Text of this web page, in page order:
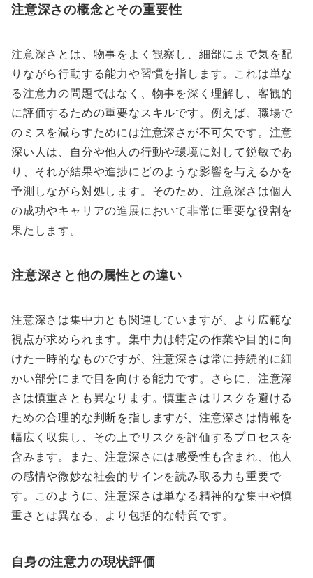
注意深さの概念とその重要性
注意深さとは、物事をよく観察し、細部にまで気を配
りながら行動する能力や習慣を指します。これは単な
る注意力の問題ではなく、物事を深く理解し、客観的
に評価するための重要なスキルです。例えば、職場で
のミスを減らすためには注意深さが不可欠です。注意
深い人は、自分や他人の行動や環境に対して鋭敏であ
り、それが結果や進捗にどのような影響を与えるかを
予測しながら対処します。そのため、注意深さは個人
の成功やキャリアの進展において非常に重要な役割を
果たします。
注意深さと他の属性との違い
注意深さは集中力とも関連していますが、より広範な
視点が求められます。集中力は特定の作業や目的に向
けた一時的なものですが、注意深さは常に持続的に細
かい部分にまで目を向ける能力です。さらに、注意深
さは慎重さとも異なります。慎重さはリスクを避ける
ための合理的な判断を指しますが、注意深さは情報を
幅広く収集し、その上でリスクを評価するプロセスを
含みます。また、注意深さには感受性も含まれ、他人
の感情や微妙な社会的サインを読み取る力も重要で
す。このように、注意深さは単なる精神的な集中や慎
重さとは異なる、より包括的な特質です。
自身の注意力の現状評価